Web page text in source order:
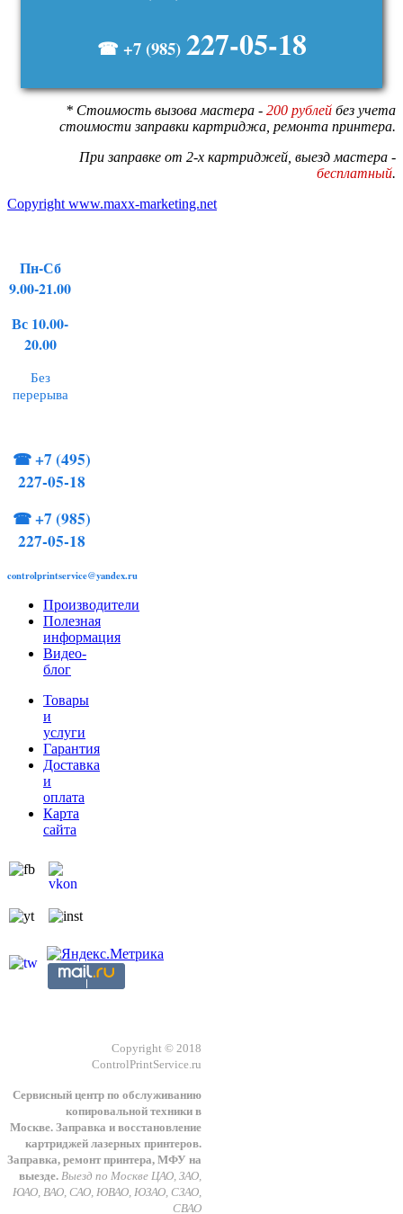
☎ +7 (985) 227-05-18
* Стоимость вызова мастера - 200 рублей без учета
стоимости заправки картриджа, ремонта принтера.
При заправке от 2-х картриджей, выезд мастера -
бесплатный.
Copyright www.maxx-marketing.net
Пн-Сб
9.00-21.00
Вс 10.00-
20.00
Без
перерыва
☎+7 (495)
227-05-18
☎+7 (985)
227-05-18
controlprintservice@yandex.ru
Производители
Полезная
информация
Видео-
блог
Товары
и
услуги
Гарантия
Доставка
и
оплата
Карта
сайта
Copyright © 2018
ControlPrintService.ru
Сервисный центр по обслуживанию
копировальной техники в
Москве. Заправка и восстановление
картриджей лазерных принтеров.
Заправка, ремонт принтера, МФУ на
выезде. Выезд по Москве ЦАО, ЗАО,
ЮАО, ВАО, САО, ЮВАО, ЮЗАО, СЗАО,
СВАО